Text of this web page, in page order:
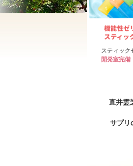
スティック
開発室完備
直井霊
サプリ